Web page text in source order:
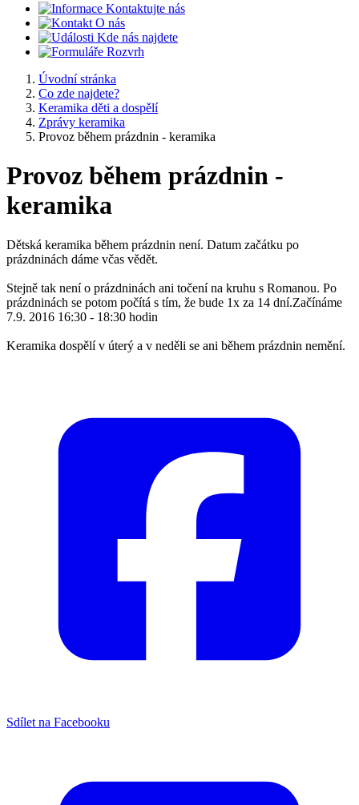
Kontaktujte nás
O nás
Kde nás najdete
Rozvrh
Úvodní stránka
Co zde najdete?
Keramika děti a dospělí
Zprávy keramika
Provoz během prázdnin - keramika
Provoz během prázdnin -
keramika
Dětská keramika během prázdnin není. Datum začátku po
prázdninách dáme včas vědět.
Stejně tak není o prázdninách ani točení na kruhu s Romanou. Po
prázdninách se potom počítá s tím, že bude 1x za 14 dní.Začínáme
7.9. 2016 16:30 - 18:30 hodin
Keramika dospělí v úterý a v neděli se ani během prázdnin nemění.
Sdílet na Facebooku